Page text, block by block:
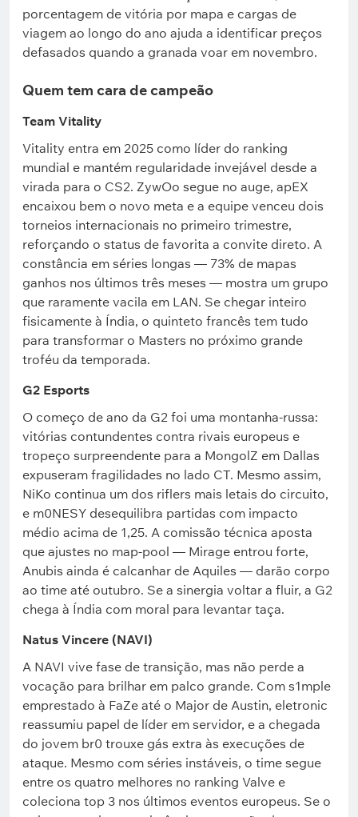
porcentagem de vitória por mapa e cargas de
viagem ao longo do ano ajuda a identificar preços
defasados quando a granada voar em novembro.
Quem tem cara de campeão
Team Vitality
Vitality entra em 2025 como líder do ranking
mundial e mantém regularidade invejável desde a
virada para o CS2. ZywOo segue no auge, apEX
encaixou bem o novo meta e a equipe venceu dois
torneios internacionais no primeiro trimestre,
reforçando o status de favorita a convite direto. A
constância em séries longas — 73% de mapas
ganhos nos últimos três meses — mostra um grupo
que raramente vacila em LAN. Se chegar inteiro
fisicamente à Índia, o quinteto francês tem tudo
para transformar o Masters no próximo grande
troféu da temporada.
G2 Esports
O começo de ano da G2 foi uma montanha-russa:
vitórias contundentes contra rivais europeus e
tropeço surpreendente para a MongolZ em Dallas
expuseram fragilidades no lado CT. Mesmo assim,
NiKo continua um dos riflers mais letais do circuito,
e m0NESY desequilibra partidas com impacto
médio acima de 1,25. A comissão técnica aposta
que ajustes no map-pool — Mirage entrou forte,
Anubis ainda é calcanhar de Aquiles — darão corpo
ao time até outubro. Se a sinergia voltar a fluir, a G2
chega à Índia com moral para levantar taça.
Natus Vincere (NAVI)
A NAVI vive fase de transição, mas não perde a
vocação para brilhar em palco grande. Com s1mple
emprestado à FaZe até o Major de Austin, eletronic
reassumiu papel de líder em servidor, e a chegada
do jovem br0 trouxe gás extra às execuções de
ataque. Mesmo com séries instáveis, o time segue
entre os quatro melhores no ranking Valve e
coleciona top 3 nos últimos eventos europeus. Se o